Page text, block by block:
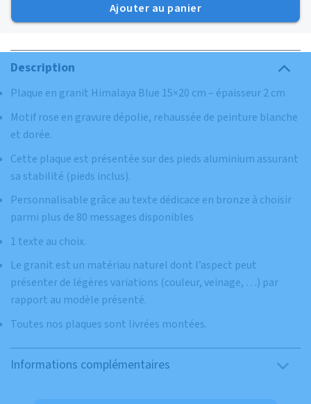
Ajouter au panier
Description
Plaque en granit Himalaya Blue 15×20 cm – épaisseur 2 cm
Motif rose en gravure dépolie, rehaussée de peinture blanche
et dorée.
Cette plaque est présentée sur des pieds aluminium assurant
sa stabilité (pieds inclus).
Personnalisable grâce au texte dédicace en bronze à choisir
parmi plus de 80 messages disponibles
1 texte au choix.
Le granit est un matériau naturel dont l’aspect peut
présenter de légères variations (couleur, veinage, …) par
rapport au modèle présenté.
Toutes nos plaques sont livrées montées.
Informations complémentaires